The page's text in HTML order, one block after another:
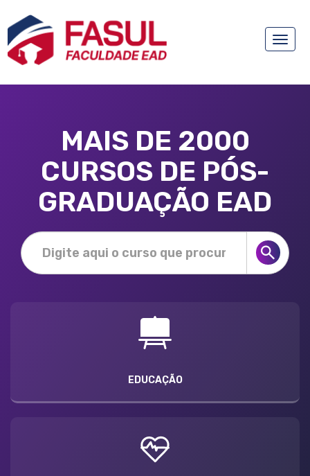
Toggle
MAIS DE 2000
CURSOS DE PÓS-
GRADUAÇÃO EAD
EDUCAÇÃO